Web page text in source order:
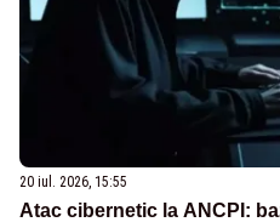
20 iul. 2026, 15:55
Atac cibernetic la ANCPI: